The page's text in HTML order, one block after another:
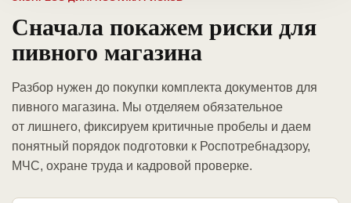
Сначала покажем риски для
пивного магазина
Разбор нужен до покупки комплекта документов для
пивного магазина. Мы отделяем обязательное
от лишнего, фиксируем критичные пробелы и даем
понятный порядок подготовки к Роспотребнадзору,
МЧС, охране труда и кадровой проверке.